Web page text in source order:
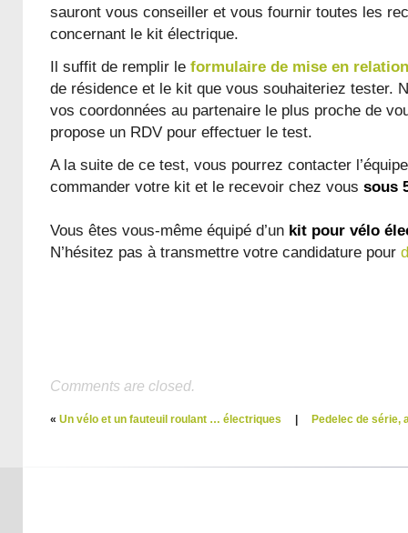
sauront vous conseiller et vous fournir toutes les
concernant le kit électrique.
Il suffit de remplir le formulaire de mise en relation
de résidence et le kit que vous souhaiteriez tester.
vos coordonnées au partenaire le plus proche de
propose un RDV pour effectuer le test.
A la suite de ce test, vous pourrez contacter
commander votre kit et le recevoir chez vous sous
Vous êtes vous-même équipé d’un kit pour vélo
N’hésitez pas à transmettre votre candidature pour
Comments are closed.
« Un vélo et un fauteuil roulant … électriques Pedelec de série,